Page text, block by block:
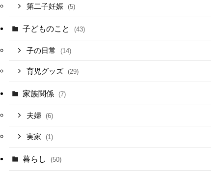
第二子妊娠 (5)
子どものこと (43)
子の日常 (14)
育児グッズ (29)
家族関係 (7)
夫婦 (6)
実家 (1)
暮らし (50)